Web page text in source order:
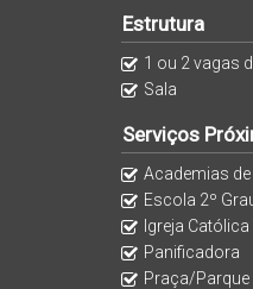
Aeita
Faça uma
Estrutura
1 ou 2 vagas
Sala
Serviços
Academias
Escola 2º
Igreja Católica
Panificadora
Praça/Parque